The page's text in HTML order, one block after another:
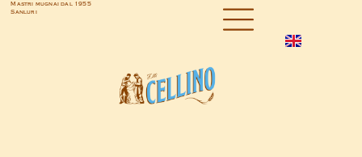
Mastri mugnai dal 1955
Sanluri